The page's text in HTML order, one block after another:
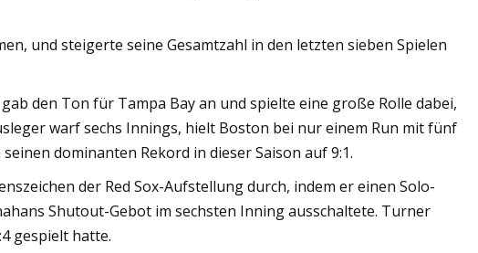
und steigerte seine Gesamtzahl in den letzten sieben Spielen
den Ton für Tampa Bay an und spielte eine große Rolle dabei,
warf sechs Innings, hielt Boston bei nur einem Run mit fünf
dominanten Rekord in dieser Saison auf 9:1.
der Red Sox-Aufstellung durch, indem er einen Solo-
Shutout-Gebot im sechsten Inning ausschaltete. Turner
gespielt hatte.